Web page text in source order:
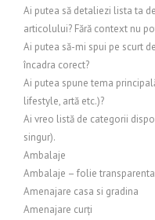
Ai putea să detaliezi lista ta
articolului? Fără context nu
Ai putea să-mi spui pe scurt
încadra corect?
Ai putea spune tema
lifestyle, artă etc.)?
Ai vreo listă de categorii
singur).
Ambalaje
Ambalaje – folie transparenta
Amenajare casa si gradina
Amenajare curți